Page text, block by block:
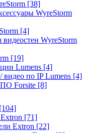
[38]
WyreStorm
[4]
WyreStorm
[19]
Lumens [4]
видео по IP Lumens [4]
Forsite [8]
[104]
[71]
Extron [22]